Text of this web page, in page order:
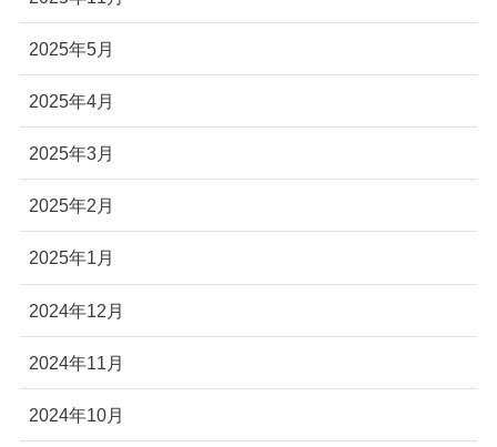
2025年5月
2025年4月
2025年3月
2025年2月
2025年1月
2024年12月
2024年11月
2024年10月